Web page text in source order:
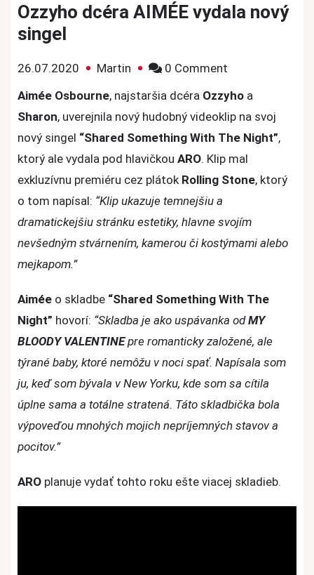
Ozzyho dcéra AIMÉE vydala nový
singel
26.07.2020 Martin 0 Comment
AIMÉE
vydala
nový
singel
Aimée Osbourne, najstaršia dcéra Ozzyho a
Sharon, uverejnila nový hudobný videoklip na svoj
nový singel “Shared Something With The Night”,
ktorý ale vydala pod hlavičkou ARO. Klip mal
exkluzívnu premiéru cez plátok Rolling Stone, ktorý
o tom napísal: “Klip ukazuje temnejšiu a
dramatickejšiu stránku estetiky, hlavne svojím
nevšedným stvárnením, kamerou či kostýmami alebo
mejkapom.”
Aimée o skladbe “Shared Something With The
Night” hovorí: “Skladba je ako uspávanka odMY
BLOODY VALENTINEpre romanticky založené, ale
týrané baby, ktoré nemôžu v noci spať. Napísala som
ju, keď som bývala v New Yorku, kde som sa cítila
úplne sama a totálne stratená. Táto skladbička bola
výpoveďou mnohých mojich nepríjemných stavov a
pocitov.”
ARO planuje vydať tohto roku ešte viacej skladieb.